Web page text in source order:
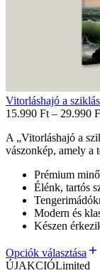
Vitorláshajó a
15.990 Ft – 29.990
A „Vitorláshajó a
vászonkép, amely a
Prémium
Élénk, tartós
Modern és
Készen
Opciók választása
ÚJAKCIÓLimited